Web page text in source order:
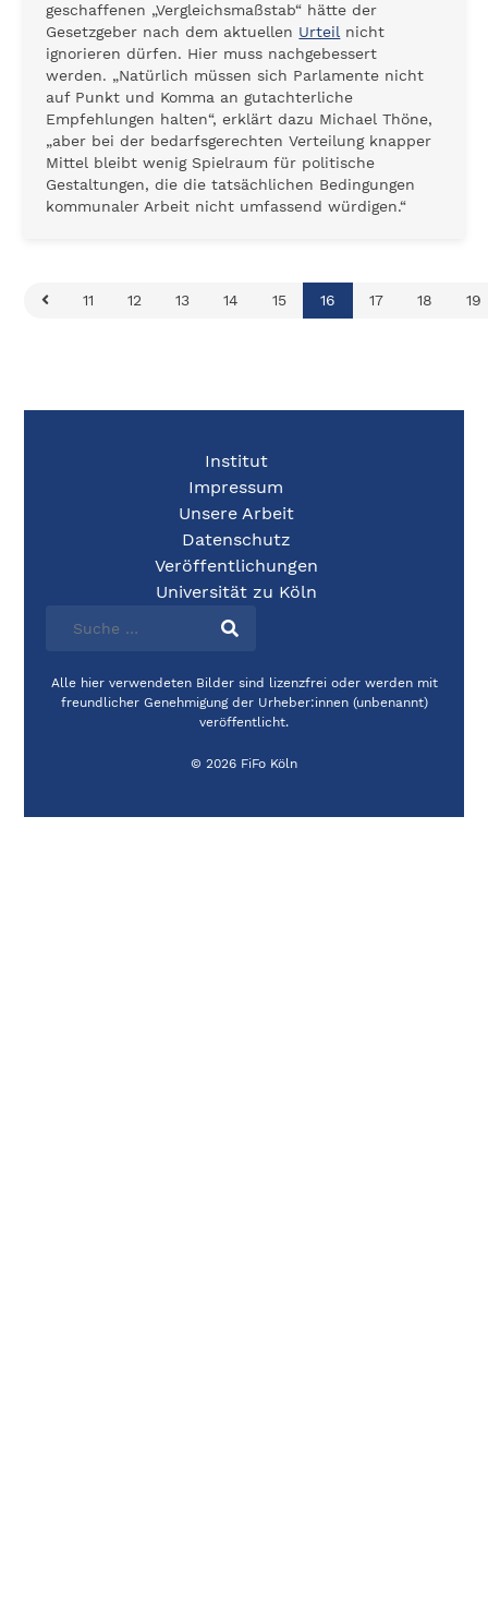
geschaffenen „Vergleichsmaßstab“ hätte der
Gesetzgeber nach dem aktuellen Urteil nicht
ignorieren dürfen. Hier muss nachgebessert
werden. „Natürlich müssen sich Parlamente nicht
auf Punkt und Komma an gutachterliche
Empfehlungen halten“, erklärt dazu Michael Thöne,
„aber bei der bedarfsgerechten Verteilung knapper
Mittel bleibt wenig Spielraum für politische
Gestaltungen, die die tatsächlichen Bedingungen
kommunaler Arbeit nicht umfassend würdigen.“
11 12 13 14 15 16 17 18 19
Institut
Impressum
Unsere Arbeit
Datenschutz
Veröffentlichungen
Universität zu Köln
Alle hier verwendeten Bilder sind lizenzfrei oder werden mit
freundlicher Genehmigung der Urheber:innen (unbenannt)
veröffentlicht.
© 2026 FiFo Köln